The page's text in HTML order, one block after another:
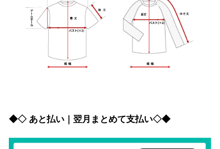
◆◇ あと払い｜翌月まとめて支払い◇◆